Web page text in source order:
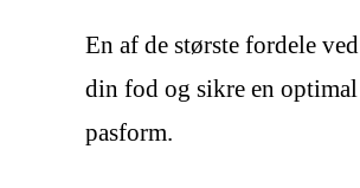
En af de største fordele
din fod og sikre en
pasform.